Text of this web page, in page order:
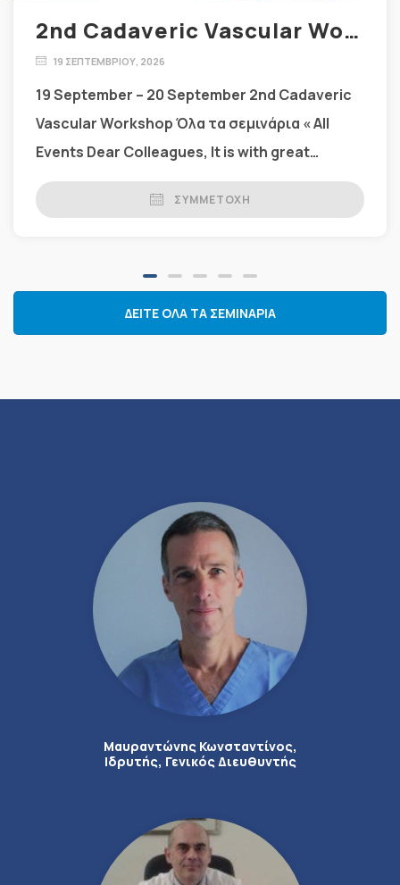
2nd Cadaveric Vascular Workshop
19 ΣΕΠΤΕΜΒΡΊΟΥ, 2026
19 September – 20 September 2nd Cadaveric
Vascular Workshop Όλα τα σεμινάρια « All
Events Dear Colleagues, It is with great
pleasure […]
ΣΥΜΜΕΤΟΧΉ
ΔΕΙΤΕ ΟΛΑ ΤΑ ΣΕΜΙΝΑΡΙΑ
Μαυραντώνης Κωνσταντίνος,
Ιδρυτής, Γενικός Διευθυντής